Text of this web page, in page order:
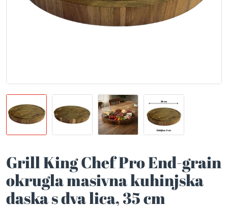
Grill King Chef Pro End-grain
okrugla masivna kuhinjska
daska s dva lica, 35 cm